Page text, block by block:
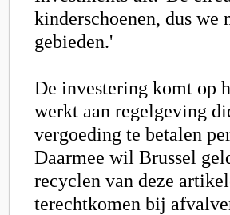
kinderschoenen, dus we
gebieden.'
De investering komt op
werkt aan regelgeving
vergoeding te betalen
Daarmee wil Brussel
recyclen van deze
terechtkomen bij